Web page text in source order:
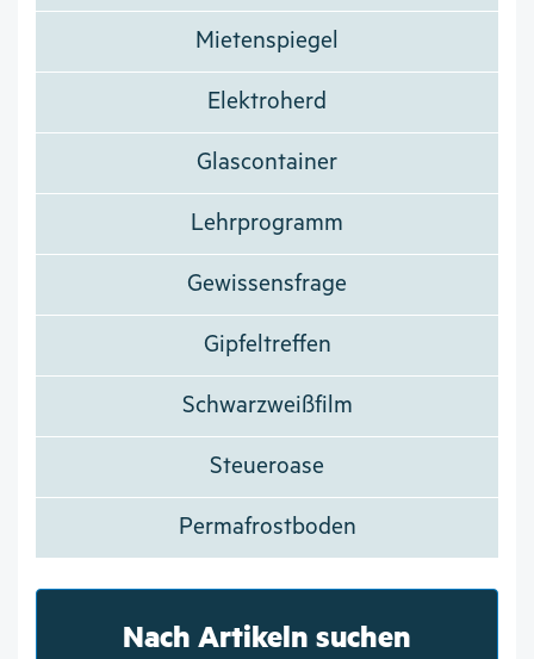
Mietenspiegel
Elektroherd
Glascontainer
Lehrprogramm
Gewissensfrage
Gipfeltreffen
Schwarzweißfilm
Steueroase
Permafrostboden
Nach Artikeln suchen